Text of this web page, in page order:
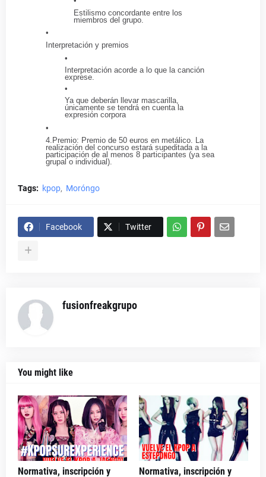
Estilismo concordante entre los
miembros del grupo.
Interpretación y premios
Interpretación acorde a lo que la canción
exprese.
Ya que deberán llevar mascarilla,
únicamente se tendrá en cuenta la
expresión corpora
4.Premio: Premio de 50 euros en metálico. La
realización del concurso estará supeditada a la
participación de al menos 8 participantes (ya sea
grupal o individual).
Tags: kpop Moróngo
Facebook Twitter
fusionfreakgrupo
You might like
Normativa, inscripción y Normativa, inscripción y